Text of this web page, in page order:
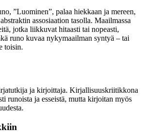
”Luominen”, palaa hiekkaan ja mereen,
assosiaation tasolla. Maailmassa
jotka liikkuvat hitaasti tai nopeasti,
runo kuvaa nykymaailman syntyä – tai
toisin.
ja kirjoittaja. Kirjallisuuskriitikkona
runoista ja esseistä, mutta kirjoitan myös